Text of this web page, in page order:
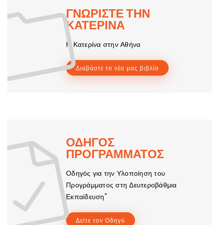
ΓΝΩΡΙΣΤΕ ΤΗΝ
ΚΑΤΕΡΙΝΑ
Η Κατερίνα στην Αθήνα
Διαβάστε το νέο μας βιβλίο
ΟΔΗΓΟΣ
ΠΡΟΓΡΑΜΜΑΤΟΣ
Οδηγός για την Υλοποίηση του
Προγράμματος στη Δευτεροβάθμια
Εκπαίδευση"
Δείτε τον Οδηγό